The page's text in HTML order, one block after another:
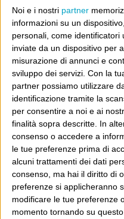
Noi e i nostri partner
informazioni su un
personali, come identificatori
inviate da un dispositivo per
misurazione di annunci e
sviluppo dei servizi. Con la
partner possiamo utilizzare
identificazione tramite la
per consentire a noi e ai
finalità sopra descritte. In
consenso o accedere a
le tue preferenze prima di
alcuni trattamenti dei dati
consenso, ma hai il diritto di
preferenze si applicheranno
modificare le tue preferenze
momento tornando su